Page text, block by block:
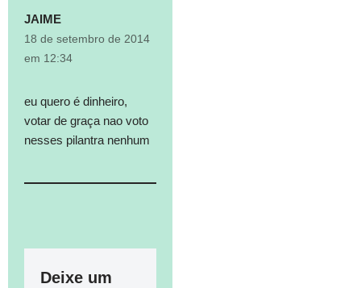
JAIME
18 de setembro de 2014
em 12:34
eu quero é dinheiro,
votar de graça nao voto
nesses pilantra nenhum
Deixe um